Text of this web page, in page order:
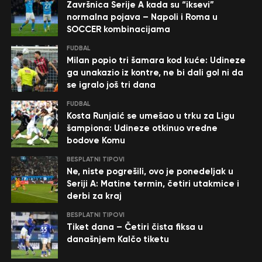
Završnica Serije A kada su “iksevi”
normalna pojava – Napoli i Roma u
SOCCER kombinacijama
FUDBAL
Milan popio tri šamara kod kuće: Udineze
ga unakazio iz kontre, ne bi dali gol ni da
se igralo još tri dana
FUDBAL
Kosta Runjaić se umešao u trku za Ligu
šampiona: Udineze otkinuo vredne
bodove Komu
BESPLATNI TIPOVI
Ne, niste pogrešili, ovo je ponedeljak u
Seriji A: Matine termin, četiri utakmice i
derbi za kraj
BESPLATNI TIPOVI
Tiket dana – Četiri čista fiksa u
današnjem Kalčo tiketu